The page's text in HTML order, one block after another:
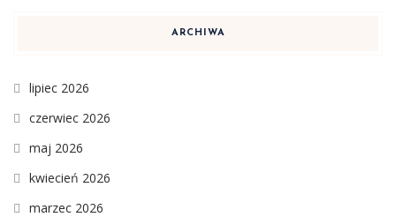
ARCHIWA
lipiec 2026
czerwiec 2026
maj 2026
kwiecień 2026
marzec 2026